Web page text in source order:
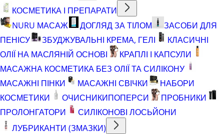
КОСМЕТИКА І ПРЕПАРАТИ
NURU МАСАЖ
ДОГЛЯД ЗА ТІЛОМ
ЗАСОБИ ДЛЯ
ПЕНІСУ
ЗБУДЖУВАЛЬНІ КРЕМА, ГЕЛІ
КЛАСИЧНІ
ОЛІЇ НА МАСЛЯНІЙ ОСНОВІ
КРАПЛІ І КАПСУЛИ
МАСАЖНА КОСМЕТИКА БЕЗ ОЛІЇ ТА СИЛІКОНУ
МАСАЖНІ ПІНКИ
МАСАЖНІ СВІЧКИ
НАБОРИ
КОСМЕТИКИ
ОЧИСНИКИПОПЕРСИ
ПРОБНИКИ
ПРОЛОНГАТОРИ
СИЛІКОНОВІ ЛОСЬЙОНИ
ЛУБРИКАНТИ (ЗМАЗКИ)